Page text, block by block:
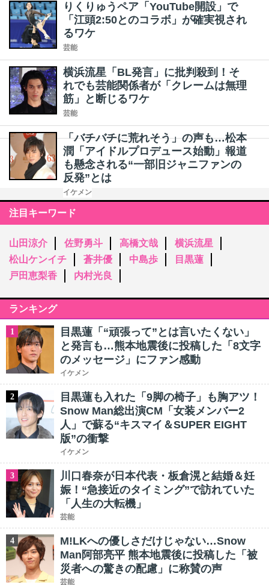
りくりゅうペア「YouTube開設」で
「江頭2:50とのコラボ」が確実視され
るワケ
芸能
横浜流星「BL発言」に批判殺到！そ
れでも芸能関係者が「クレームは無理
筋」と断じるワケ
芸能
「バチバチに荒れそう」の声も…松本
潤「アイドルプロデュース始動」報道
も懸念される“一部旧ジャニファンの
反発”とは
イケメン
注目キーワード
山田涼介 佐野勇斗 高橋文哉
横浜流星
松山ケンイチ
蒼井優 中島歩
目黒蓮
戸田恵梨香
内村光良
ランキング
1
目黒蓮「“頑張って”とは言いたくない」
と発言も…熊本地震後に投稿した「8文字
のメッセージ」にファン感動
イケメン
2
目黒蓮も入れた「9脚の椅子」も胸アツ！
Snow Man総出演CM「女装メンバー2
人」で蘇る“キスマイ＆SUPER EIGHT
版”の衝撃
イケメン
3
川口春奈が日本代表・板倉滉と結婚＆妊
娠！“急接近のタイミング”で訪れていた
「人生の大転機」
芸能
4
M!LKへの優しさだけじゃない…Snow
Man阿部亮平 熊本地震後に投稿した「被
災者への驚きの配慮」に称賛の声
芸能